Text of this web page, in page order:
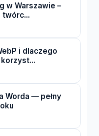
w Warszawie –
twórc...
i dlaczego
Worda — pełny